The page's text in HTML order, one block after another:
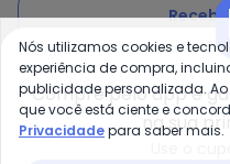
Ao enviar o cadastro, você
de
Compre pelo app e
na sua
Nós utilizamos cookies e
experiência de compra,
publicidade personalizada.
que você está ciente e
Privacidadepara saber mais.